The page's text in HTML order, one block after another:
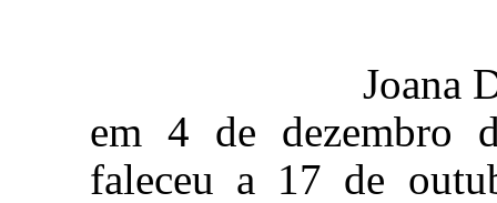
Joana
em4 de dezembro
faleceu a 17 de